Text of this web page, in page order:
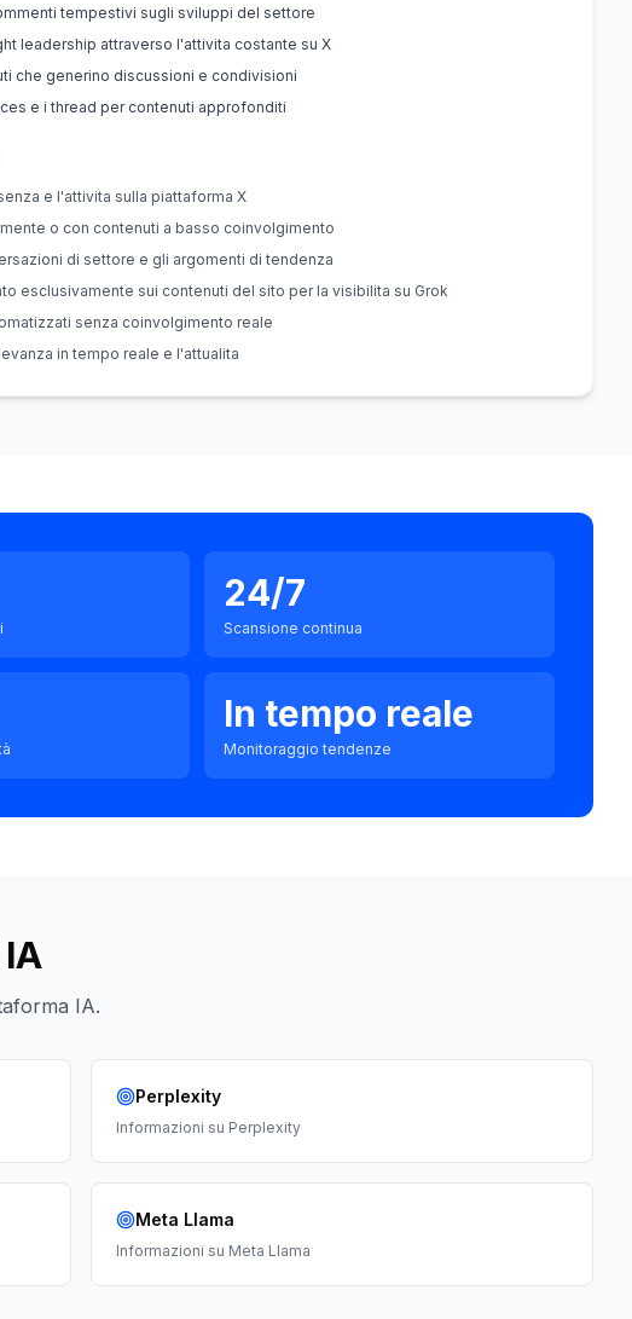
tempestivi sugli sviluppi del settore
leadership attraverso l'attivita costante su X
che generino discussioni e condivisioni
e i thread per contenuti approfonditi
e l'attivita sulla piattaforma X
o con contenuti a basso coinvolgimento
di settore e gli argomenti di tendenza
esclusivamente sui contenuti del sito per la visibilita su Grok
senza coinvolgimento reale
in tempo reale e l'attualita
24/7
Scansione continua
In tempo reale
Monitoraggio tendenze
IA.
Perplexity
Informazioni su Perplexity
Meta Llama
Informazioni su Meta Llama